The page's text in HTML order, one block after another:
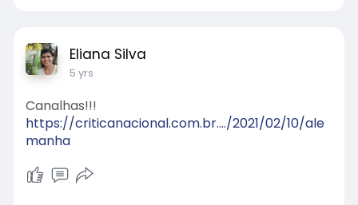
Eliana Silva
5 yrs
Canalhas!!!
https://criticanacional.com.br..../2021/02/10/ale
manha